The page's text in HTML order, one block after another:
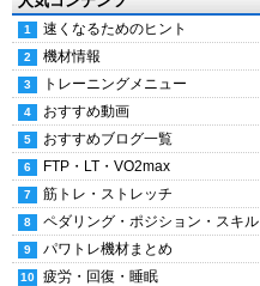
速くなるためのヒント
機材情報
トレーニングメニュー
おすすめ動画
おすすめブログ一覧
FTP・LT・VO2max
筋トレ・ストレッチ
ペダリング・ポジション・スキル
パワトレ機材まとめ
疲労・回復・睡眠